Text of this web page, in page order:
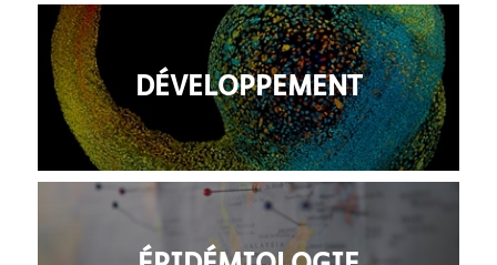
DÉVELOPPEMENT